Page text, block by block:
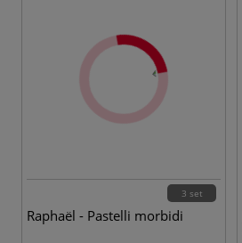
3 set
Raphaël - Pastelli morbidi